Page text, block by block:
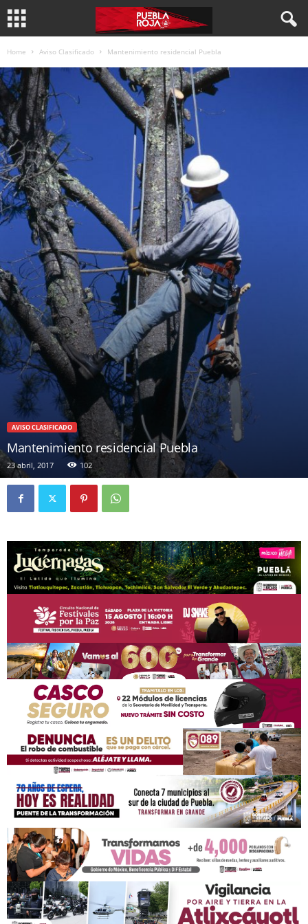
Home Aviso Clasificado Mantenimiento residencial Puebla
AVISO CLASIFICADO
Mantenimiento residencial Puebla
23 abril, 2017 102